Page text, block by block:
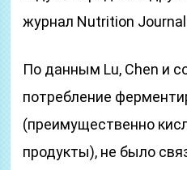
журнал Nutrition
По данным Lu, Chen и
потребление
(преимущественно
продукты), не было